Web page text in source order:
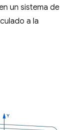
un sistema de
a la